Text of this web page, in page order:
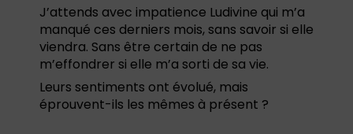
J’attends avec impatience Ludivine qui m’a
manqué ces derniers mois, sans savoir si elle
viendra. Sans être certain de ne pas
m’effondrer si elle m’a sorti de sa vie.
Leurs sentiments ont évolué, mais
éprouvent-ils les mêmes à présent ?